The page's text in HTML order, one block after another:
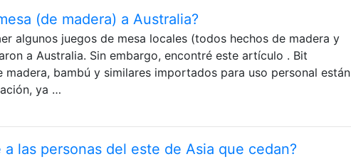
(de madera) a Australia?
algunos juegos de mesa locales (todos hechos de madera y
a Australia. Sin embargo, encontré este artículo . Bit
bambú y similares importados para uso personal están
ya …
las personas del este de Asia que cedan?